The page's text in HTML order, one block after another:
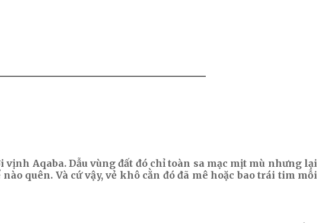
Aqaba. Dẫu vùng đất đó chỉ toàn sa mạc mịt mù nhưng lại
quên. Và cứ vậy, vẻ khô cằn đó đã mê hoặc bao trái tim mỗi